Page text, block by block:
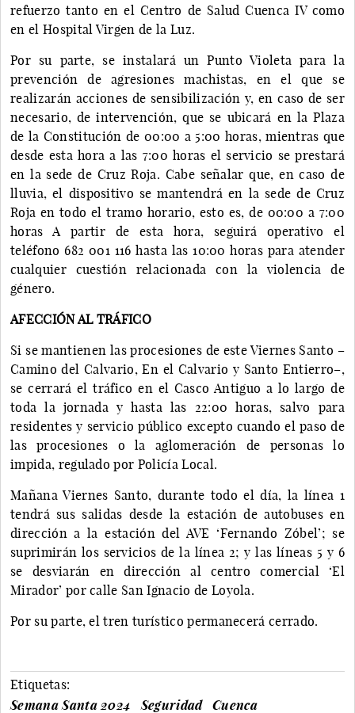
refuerzo tanto en el Centro de Salud Cuenca IV como
en el Hospital Virgen de la Luz.
Por su parte, se instalará un Punto Violeta para la
prevención de agresiones machistas, en el que se
realizarán acciones de sensibilización y, en caso de ser
necesario, de intervención, que se ubicará en la Plaza
de la Constitución de 00:00 a 5:00 horas, mientras que
desde esta hora a las 7:00 horas el servicio se prestará
en la sede de Cruz Roja. Cabe señalar que, en caso de
lluvia, el dispositivo se mantendrá en la sede de Cruz
Roja en todo el tramo horario, esto es, de 00:00 a 7:00
horas A partir de esta hora, seguirá operativo el
teléfono 682 001 116 hasta las 10:00 horas para atender
cualquier cuestión relacionada con la violencia de
género.
AFECCIÓN AL TRÁFICO
Si se mantienen las procesiones de este Viernes Santo –
Camino del Calvario, En el Calvario y Santo Entierro–,
se cerrará el tráfico en el Casco Antiguo a lo largo de
toda la jornada y hasta las 22:00 horas, salvo para
residentes y servicio público excepto cuando el paso de
las procesiones o la aglomeración de personas lo
impida, regulado por Policía Local.
Mañana Viernes Santo, durante todo el día, la línea 1
tendrá sus salidas desde la estación de autobuses en
dirección a la estación del AVE ‘Fernando Zóbel’; se
suprimirán los servicios de la línea 2; y las líneas 5 y 6
se desviarán en dirección al centro comercial ‘El
Mirador’ por calle San Ignacio de Loyola.
Por su parte, el tren turístico permanecerá cerrado.
Etiquetas:
Semana Santa 2024
Seguridad Cuenca